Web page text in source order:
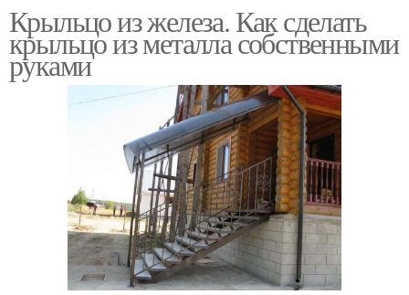
Крыльцо из железа. Как сделать
крыльцо из металла собственными
руками